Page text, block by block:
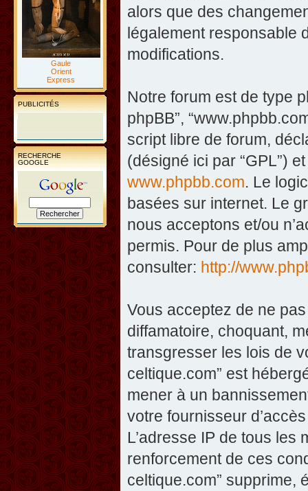
Gaule
Orient
Express
PUBLICITÉS
RECHERCHE
GOOGLE
alors que des
légalement responsable
modifications.
Notre forum est de type
phpBB”,
script libre de forum,
(désigné ici par “GPL”)
www.phpbb.com. Le
basées sur internet. Le
nous acceptons et/ou
permis. Pour de plus
consulter: http://
Vous acceptez de ne
diffamatoire, choquant,
transgresser les lois de
celtique.com” est
mener à un
votre fournisseur
L’adresse IP de tous
renforcement de ces
celtique.com” supprime,